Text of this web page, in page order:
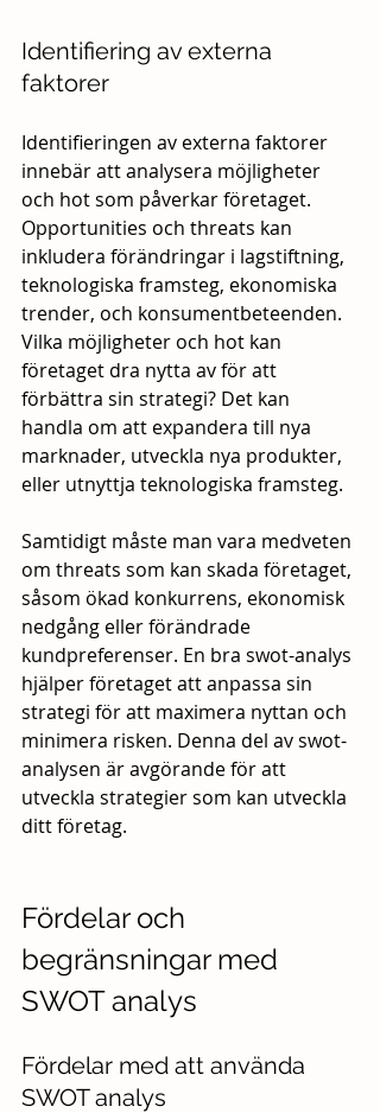
Identifiering av externa
faktorer
Identifieringen av externa faktorer
innebär att analysera möjligheter
och hot som påverkar företaget.
Opportunities och threats kan
inkludera förändringar i lagstiftning,
teknologiska framsteg, ekonomiska
trender, och konsumentbeteenden.
Vilka möjligheter och hot kan
företaget dra nytta av för att
förbättra sin strategi? Det kan
handla om att expandera till nya
marknader, utveckla nya produkter,
eller utnyttja teknologiska framsteg.
Samtidigt måste man vara medveten
om threats som kan skada företaget,
såsom ökad konkurrens, ekonomisk
nedgång eller förändrade
kundpreferenser. En bra swot-analys
hjälper företaget att anpassa sin
strategi för att maximera nyttan och
minimera risken. Denna del av swot-
analysen är avgörande för att
utveckla strategier som kan utveckla
ditt företag.
Fördelar och
begränsningar med
SWOT analys
Fördelar med att använda
SWOT analys